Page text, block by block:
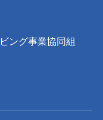
ング事業協同組